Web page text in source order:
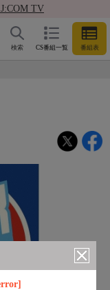
TV
CS番組一覧 番組表
検索